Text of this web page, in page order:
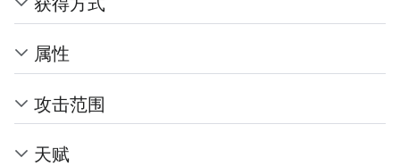
属性
攻击范围
天赋